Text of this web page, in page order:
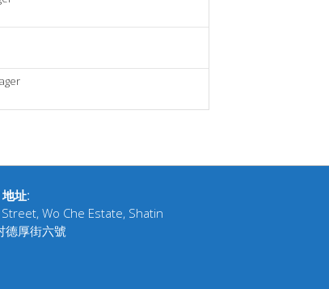
址:
Street, Wo Che Estate, Shatin
德厚街六號